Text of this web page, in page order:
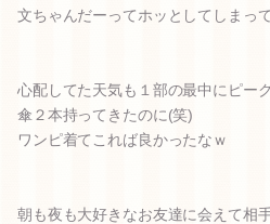
文ちゃんだーってホッとしてしまって
心配してた天気も１部の最中にピー
傘２本持ってきたのに(笑)
ワンピ着てこれば良かったなｗ
朝も夜も大好きなお友達に会えて相